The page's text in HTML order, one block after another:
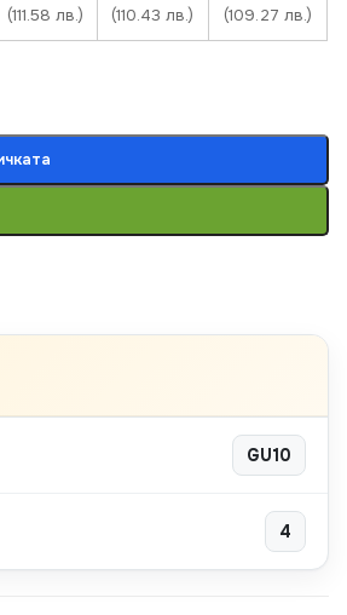
(111.58 лв.) (110.43 лв.) (109.27 лв.)
GU10
4